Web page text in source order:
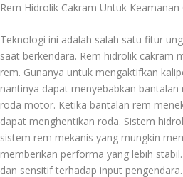
Rem Hidrolik Cakram Untuk Keamanan
Teknologi ini adalah salah satu fitur
saat berkendara. Rem hidrolik cakram
rem. Gunanya untuk mengaktifkan
nantinya dapat menyebabkan
roda motor. Ketika bantalan rem
dapat menghentikan roda. Sistem
sistem rem mekanis yang mungkin
memberikan performa yang lebih
dan sensitif terhadap input pengendara.